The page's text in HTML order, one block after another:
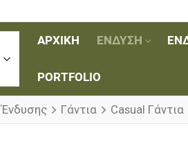
ΑΡΧΙΚΉ ΈΝΔΥΣΗ
PORTFOLIO
Γάντια Casual Γάντια